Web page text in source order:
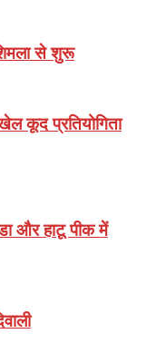
से शुरू
कूद प्रतियोगिता
और हाटू पीक में